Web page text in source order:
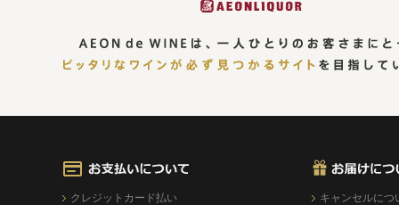
クレジットカード払い
キャンセルにつ